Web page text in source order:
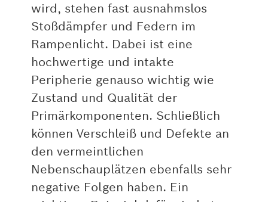
wird, stehen fast ausnahmslos
Stoßdämpfer und Federn im
Rampenlicht. Dabei ist eine
hochwertige und intakte
Peripherie genauso wichtig wie
Zustand und Qualität der
Primärkomponenten. Schließlich
können Verschleiß und Defekte an
den vermeintlichen
Nebenschauplätzen ebenfalls sehr
negative Folgen haben. Ein